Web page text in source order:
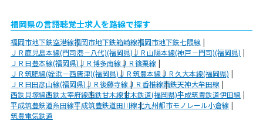
福岡県の言語聴覚士求人を路線で探す
福岡市地下鉄空港線福岡市地下鉄箱崎線福岡市地下鉄七隈線
ＪＲ鹿児島本線(門司港－八代)(福岡県)ＪＲ山陽本線(神戸－門司)(福岡県)
ＪＲ日豊本線(福岡県)ＪＲ博多南線ＪＲ篠栗線
ＪＲ筑肥線(姪浜－西唐津)(福岡県)ＪＲ筑豊本線ＪＲ久大本線(福岡県)
ＪＲ日田彦山線(福岡県)ＪＲ後藤寺線ＪＲ香椎線西鉄天神大牟田線
西鉄貝塚線西鉄太宰府線西鉄甘木線甘木鉄道(福岡県)平成筑豊鉄道伊田線
平成筑豊鉄道糸田線平成筑豊鉄道田川線北九州都市モノレール小倉線
筑豊電気鉄道